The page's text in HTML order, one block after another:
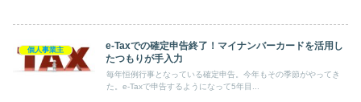
個人事業主
e-Taxでの確定申告終了！マイナンバーカードを活用し
たつもりが手入力
毎年恒例行事となっている確定申告。今年もその季節がやってき
た。e-Taxで申告するようになって5年目...